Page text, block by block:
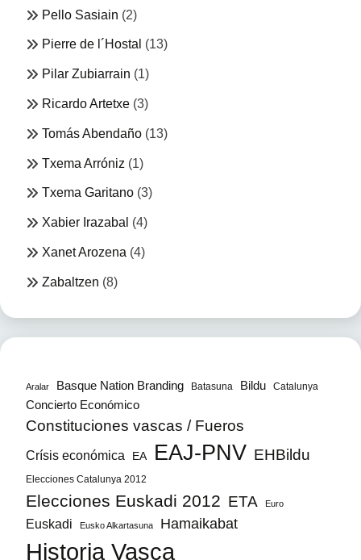
Pello Sasiain (2)
Pierre de l´Hostal (13)
Pilar Zubiarrain (1)
Ricardo Artetxe (3)
Tomás Abendaño (13)
Txema Arróniz (1)
Txema Garitano (3)
Xabier Irazabal (4)
Xanet Arozena (4)
Zabaltzen (8)
Aralar Basque Nation Branding Batasuna Bildu Catalunya
Concierto Económico
Constituciones vascas / Fueros
Crísis económica EA EAJ-PNV EHBildu
Elecciones Catalunya 2012
Elecciones Euskadi 2012 ETA Euro
Euskadi Eusko Alkartasuna Hamaikabat
Historia Vasca